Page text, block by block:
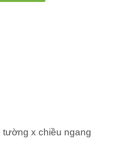
x chiều ngang